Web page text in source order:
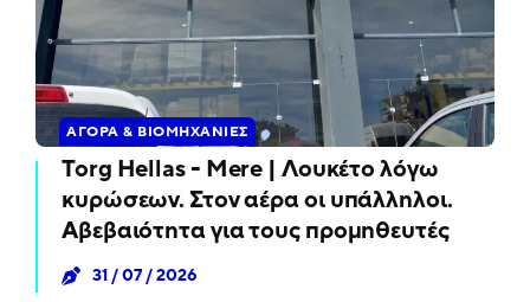
ΑΓΟΡΆ & ΒΙΟΜΗΧΑΝΊΕΣ
Torg Hellas - Mere | Λουκέτο λόγω
κυρώσεων. Στον αέρα οι υπάλληλοι.
Αβεβαιότητα για τους προμηθευτές
31 / 07 / 2026